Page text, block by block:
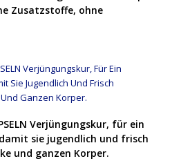
Zusatzstoffe, ohne
Verjüngungskur, für ein
sie jugendlich und frisch
und ganzen Korper.